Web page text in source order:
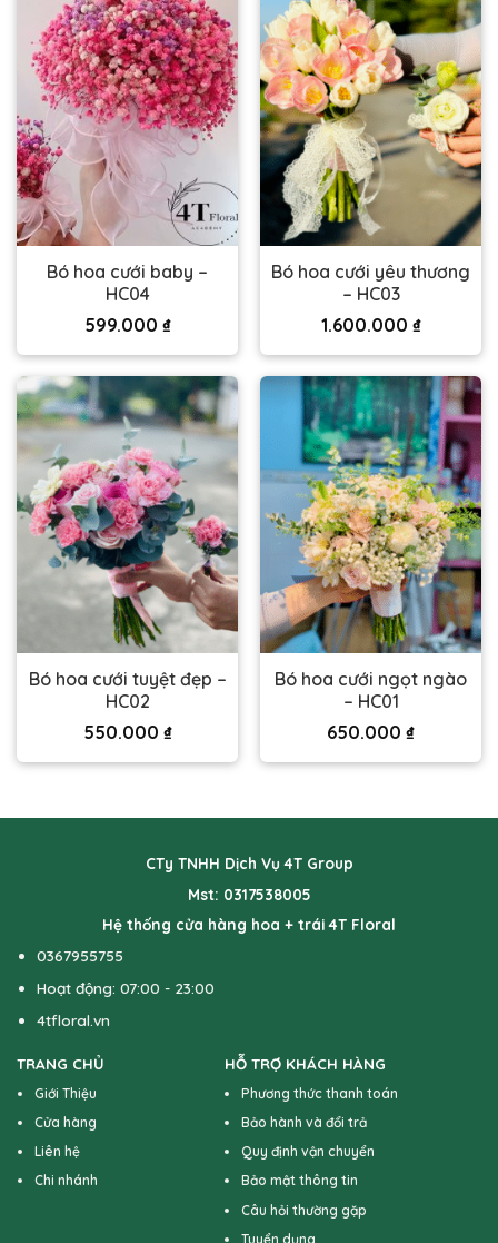
Bó hoa cưới baby –
HC04
599.000 ₫
Bó hoa cưới yêu thương
– HC03
1.600.000 ₫
Bó hoa cưới tuyệt đẹp –
HC02
550.000 ₫
Bó hoa cưới ngọt ngào
– HC01
650.000 ₫
CTy TNHH Dịch Vụ 4T Group
Mst: 0317538005
Hệ thống cửa hàng hoa + trái 4T Floral
0367955755
Hoạt động: 07:00 - 23:00
4tfloral.vn
TRANG CHỦ
Giới Thiệu
Cửa hàng
Liên hệ
Chi nhánh
HỖ TRỢ KHÁCH HÀNG
Phương thức thanh toán
Bảo hành và đổi trả
Quy định vận chuyển
Bảo mật thông tin
Câu hỏi thường gặp
Tuyển dụng